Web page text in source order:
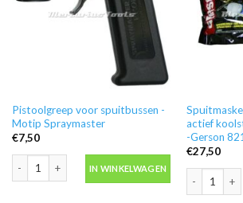
Pistoolgreep voor spuitbussen -
Motip Spraymaster
€7,50
Pistoolgreep voor spuitbussen -Motip Spraymaster
IN WINKELWAGEN
actief
-Gerson
€27,50